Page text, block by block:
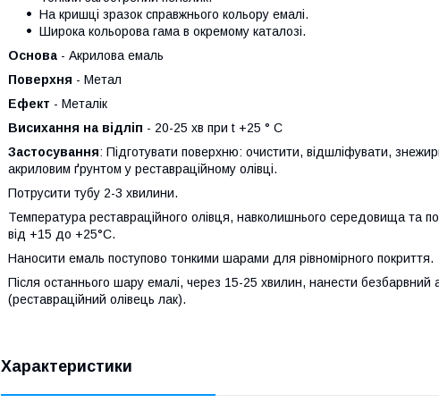
На кришці зразок справжнього кольору емалі.
Широка кольорова гама в окремому каталозі.
Основа - Акрилова емаль
Поверхня - Метал
Ефект - Металік
Висихання на відліп - 20-25 хв при t +25 ° С
Застосування: Підготувати поверхню: очистити, відшліфувати,
акриловим ґрунтом у реставраційному олівці.
Потрусити тубу 2-3 хвилини.
Температура реставраційного олівця, навколишнього середовища та
від +15 до +25°С.
Наносити емаль поступово тонкими шарами для рівномірного покриття.
Після останнього шару емалі, через 15-25 хвилин, нанести безбарвний
(реставраційний олівець лак).
Характеристики